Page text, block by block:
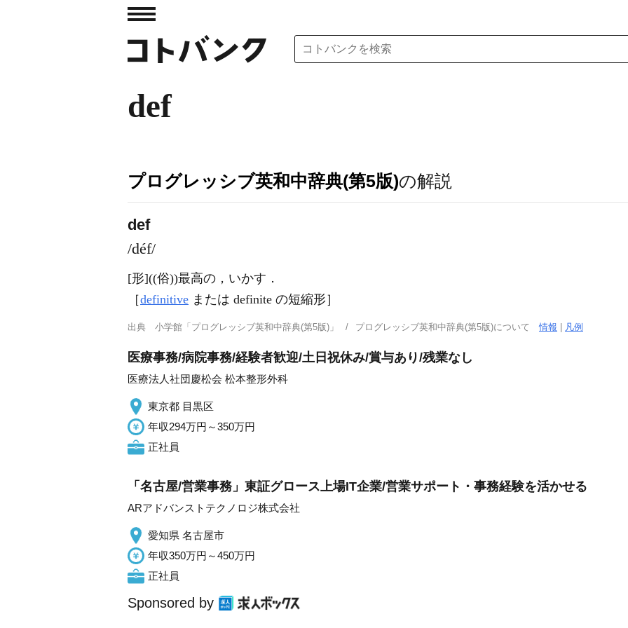
def
プログレッシブ英和中辞典(第5版)の解説
def
/déf/
[形]((俗))最高の，いかす ．
［definitive または definite の短縮形］
出典 小学館「プログレッシブ英和中辞典(第5版)」 プログレッシブ英和中辞典(第5版)について情報 凡例
医療事務/病院事務/経験者歓迎/土日祝休み/賞与あり/残業なし
医療法人社団慶松会 松本整形外科
東京都 目黒区
年収294万円～350万円
正社員
「名古屋/営業事務」東証グロース上場IT企業/営業サポート・事務経験を活かせる
ARアドバンストテクノロジ株式会社
愛知県 名古屋市
年収350万円～450万円
正社員
Sponsored by